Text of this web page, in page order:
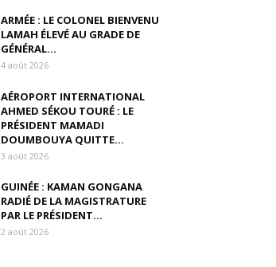
ARMÉE : LE COLONEL BIENVENU
LAMAH ÉLEVÉ AU GRADE DE
GÉNÉRAL...
4 août 2026
AÉROPORT INTERNATIONAL
AHMED SÉKOU TOURÉ : LE
PRÉSIDENT MAMADI
DOUMBOUYA QUITTE...
3 août 2026
GUINÉE : KAMAN GONGANA
RADIÉ DE LA MAGISTRATURE
PAR LE PRÉSIDENT...
2 août 2026